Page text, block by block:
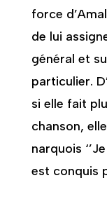
force
de lui
général et
particulier.
si elle fait
chanson,
narquois
est conquis